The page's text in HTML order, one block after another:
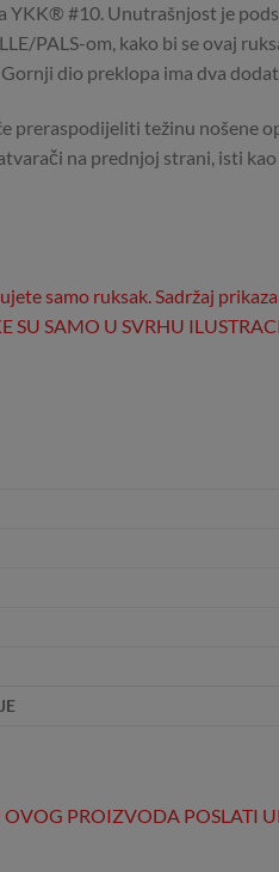
YKK® #10. Unutrašnjost je
PALS-om, kako bi se ovaj
dio preklopa ima dva
preraspodijeliti težinu nošene
na prednjoj strani, isti
samo ruksak. Sadržaj
SU SAMO U SVRHU
PROIZVODA POSLATI